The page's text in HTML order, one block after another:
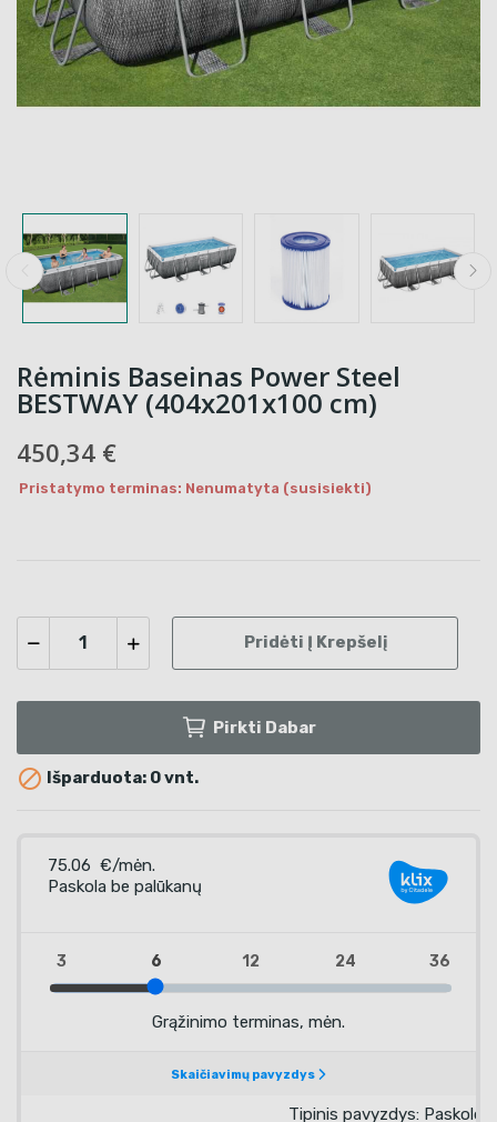
Rėminis Baseinas Power Steel
BESTWAY (404x201x100 cm)
450,34 €
Pristatymo terminas: Nenumatyta (susisiekti)
Pridėti Į Krepšelį
Pirkti Dabar
 Išparduota: 0 vnt.